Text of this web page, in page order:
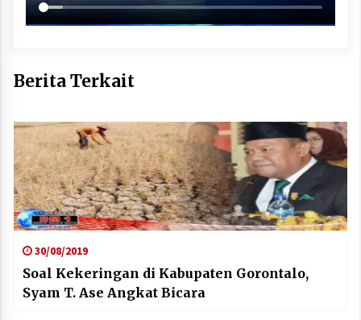
Berita Terkait
30/08/2019
Soal Kekeringan di Kabupaten Gorontalo,
Syam T. Ase Angkat Bicara